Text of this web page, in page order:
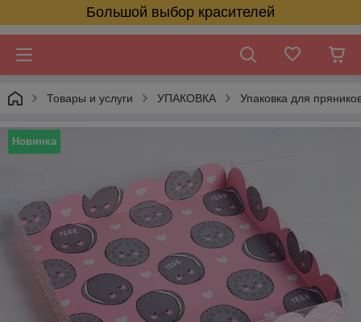
Большой выбор красителей
Товары и услуги УПАКОВКА Упаковка для
Новинка